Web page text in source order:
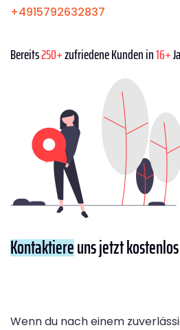
+4915792632837
Bereits250+zufriedene Kunden in16+
Kontaktiereuns jetzt
Wenn du nach einem